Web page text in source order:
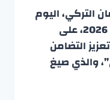
التركي، اليوم
السبت الموافق 8 أغسطس 2026، على
التضامن
والذي صيغ